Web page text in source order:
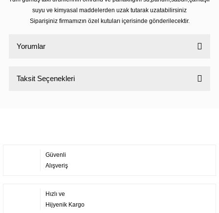
suyu ve kimyasal maddelerden uzak tutarak uzatabilirsiniz
Siparişiniz firmamızın özel kutuları içerisinde gönderilecektir.
Yorumlar
Taksit Seçenekleri
Güvenli
Alışveriş
Hızlı ve
Hijyenik Kargo